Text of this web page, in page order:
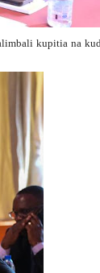
kupitia na